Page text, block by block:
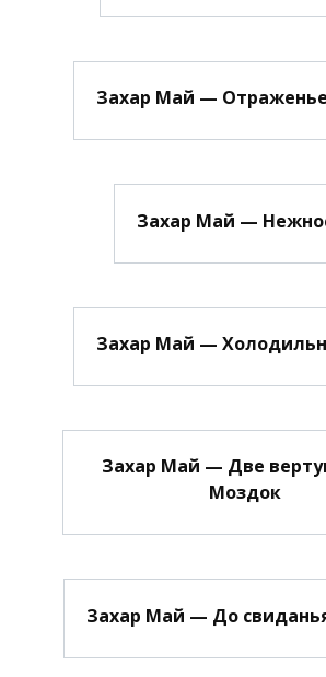
Захар Май —
Захар Май —
Захар Май —
Захар Май — Две
Моздок
Захар Май — До